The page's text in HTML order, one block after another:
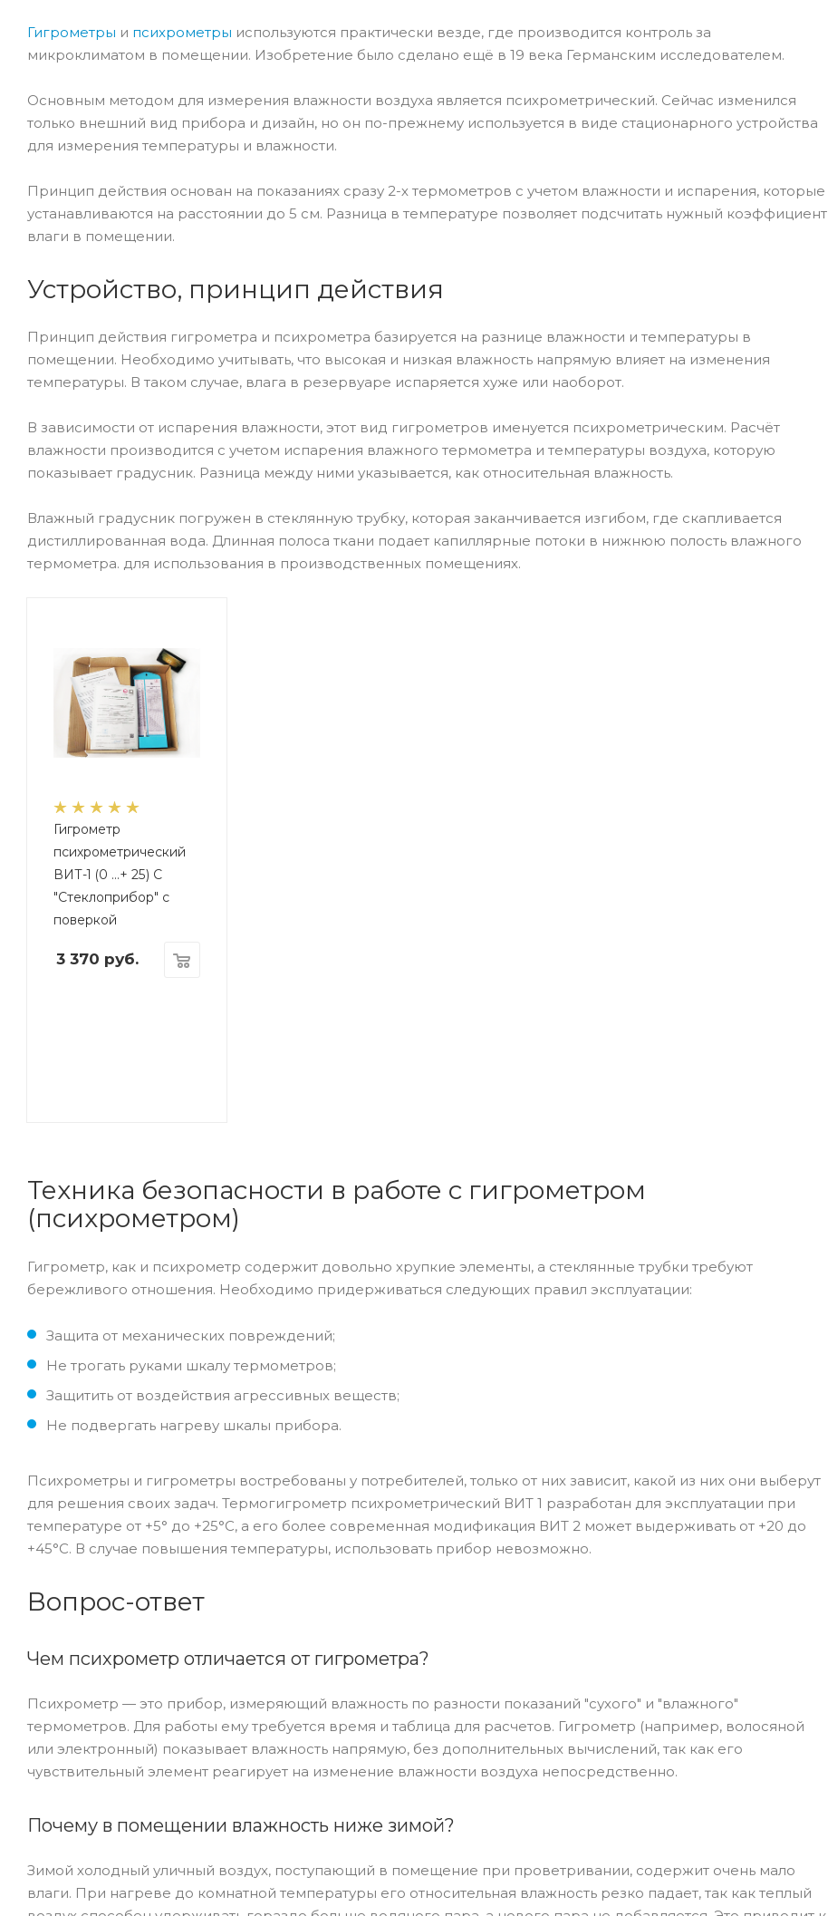
Гигрометры и психрометры используются практически везде, где производится контроль за
микроклиматом в помещении. Изобретение было сделано ещё в 19 века Германским исследователем.
Основным методом для измерения влажности воздуха является психрометрический. Сейчас изменился
только внешний вид прибора и дизайн, но он по-прежнему используется в виде стационарного устройства
для измерения температуры и влажности.
Принцип действия основан на показаниях сразу 2-х термометров с учетом влажности и испарения, которые
устанавливаются на расстоянии до 5 см. Разница в температуре позволяет подсчитать нужный коэффициент
влаги в помещении.
Устройство, принцип действия
Принцип действия гигрометра и психрометра базируется на разнице влажности и температуры в
помещении. Необходимо учитывать, что высокая и низкая влажность напрямую влияет на изменения
температуры. В таком случае, влага в резервуаре испаряется хуже или наоборот.
В зависимости от испарения влажности, этот вид гигрометров именуется психрометрическим. Расчёт
влажности производится с учетом испарения влажного термометра и температуры воздуха, которую
показывает градусник. Разница между ними указывается, как относительная влажность.
Влажный градусник погружен в стеклянную трубку, которая заканчивается изгибом, где скапливается
дистиллированная вода. Длинная полоса ткани подает капиллярные потоки в нижнюю полость влажного
термометра. для использования в производственных помещениях.
Гигрометр
психрометрический
ВИТ-1 (0 …+ 25) C
"Стеклоприбор" с
поверкой
3 370 руб.
Техника безопасности в работе с гигрометром
(психрометром)
Гигрометр, как и психрометр содержит довольно хрупкие элементы, а стеклянные трубки требуют
бережливого отношения. Необходимо придерживаться следующих правил эксплуатации:
Защита от механических повреждений;
Не трогать руками шкалу термометров;
Защитить от воздействия агрессивных веществ;
Не подвергать нагреву шкалы прибора.
Психрометры и гигрометры востребованы у потребителей, только от них зависит, какой из них они выберут
для решения своих задач. Термогигрометр психрометрический ВИТ 1 разработан для эксплуатации при
температуре от +5° до +25°С, а его более современная модификация ВИТ 2 может выдерживать от +20 до
+45°С. В случае повышения температуры, использовать прибор невозможно.
Вопрос-ответ
Чем психрометр отличается от гигрометра?
Психрометр — это прибор, измеряющий влажность по разности показаний "сухого" и "влажного"
термометров. Для работы ему требуется время и таблица для расчетов. Гигрометр (например, волосяной
или электронный) показывает влажность напрямую, без дополнительных вычислений, так как его
чувствительный элемент реагирует на изменение влажности воздуха непосредственно.
Почему в помещении влажность ниже зимой?
Зимой холодный уличный воздух, поступающий в помещение при проветривании, содержит очень мало
влаги. При нагреве до комнатной температуры его относительная влажность резко падает, так как теплый